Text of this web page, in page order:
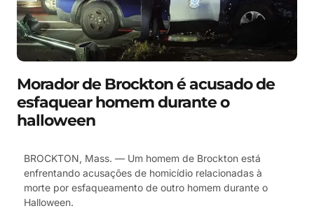
Morador de Brockton é acusado de
esfaquear homem durante o
halloween
BROCKTON, Mass. — Um homem de Brockton está
enfrentando acusações de homicídio relacionadas à
morte por esfaqueamento de outro homem durante o
Halloween.